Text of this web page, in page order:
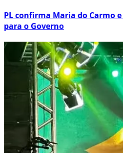
PL confirma Maria do Carmo
para o Governo